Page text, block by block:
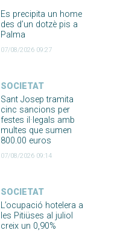
Es precipita un home
des d’un dotzè pis a
Palma
07/08/2026 09:27
SOCIETAT
Sant Josep tramita
cinc sancions per
festes il·legals amb
multes que sumen
800.00 euros
07/08/2026 09:14
SOCIETAT
L’ocupació hotelera a
les Pitiüses al juliol
creix un 0,90%